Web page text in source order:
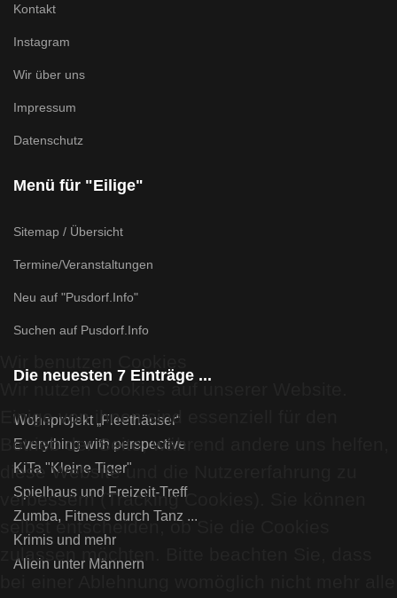
Kontakt
Instagram
Wir über uns
Impressum
Datenschutz
Menü für "Eilige"
Sitemap / Übersicht
Termine/Veranstaltungen
Neu auf "Pusdorf.Info"
Suchen auf Pusdorf.Info
Die neuesten 7 Einträge ...
Wohnprojekt „Fleethäuser“
Everything with perspective
KiTa "Kleine Tiger"
Spielhaus und Freizeit-Treff
Zumba, Fitness durch Tanz ...
Krimis und mehr
Allein unter Männern
Wir nutzen Cookies auf unserer Website.
Einige von ihnen sind essenziell für den
Betrieb der Seite, während andere uns helfen,
diese Website und die Nutzererfahrung zu
verbessern (Tracking Cookies). Sie können
selbst entscheiden, ob Sie die Cookies
zulassen möchten. Bitte beachten Sie, dass